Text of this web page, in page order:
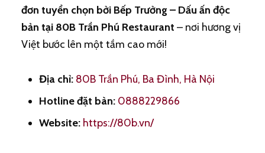
đơn tuyển chọn bởi Bếp Trưởng – Dấu ấn độc
bản tại 80B Trần Phú Restaurant – nơi hương vị
Việt bước lên một tầm cao mới!
Địa chỉ:80B Trần Phú, Ba Đình, Hà Nội
Hotline đặt bàn: 0888229866
Website:https://80b.vn/